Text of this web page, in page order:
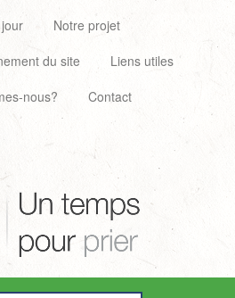
Notre projet
du site
Liens utiles
nous?
Contact